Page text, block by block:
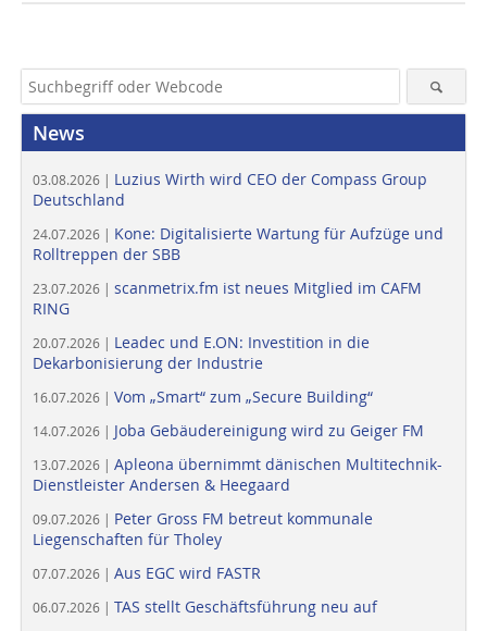
News
03.08.2026 | Luzius Wirth wird CEO der Compass Group
Deutschland
24.07.2026 | Kone: Digitalisierte Wartung für Aufzüge und
Rolltreppen der SBB
23.07.2026 | scanmetrix.fm ist neues Mitglied im CAFM
RING
20.07.2026 | Leadec und E.ON: Investition in die
Dekarbonisierung der Industrie
16.07.2026 | Vom „Smart“ zum „Secure Building“
14.07.2026 | Joba Gebäudereinigung wird zu Geiger FM
13.07.2026 | Apleona übernimmt dänischen Multitechnik-
Dienstleister Andersen & Heegaard
09.07.2026 | Peter Gross FM betreut kommunale
Liegenschaften für Tholey
07.07.2026 | Aus EGC wird FASTR
06.07.2026 | TAS stellt Geschäftsführung neu auf